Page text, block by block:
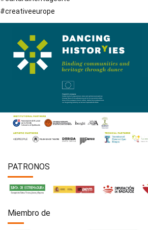
#creativeeurope
PATRONOS
Miembro de